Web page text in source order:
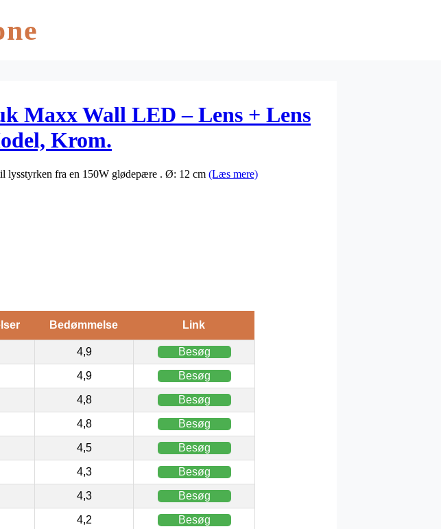
Maxx Wall LED – Lens + Lens
Krom.
lysstyrken fra en 150W glødepære . Ø: 12 cm (Læs mere)
Bedømmelse Link
4,9 Besøg
4,9 Besøg
4,8 Besøg
4,8 Besøg
4,5 Besøg
4,3 Besøg
4,3 Besøg
4,2 Besøg